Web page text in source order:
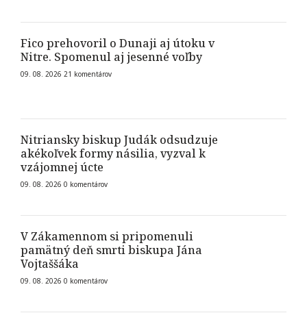
Fico prehovoril o Dunaji aj útoku v
Nitre. Spomenul aj jesenné voľby
09. 08. 2026 21 komentárov
Nitriansky biskup Judák odsudzuje
akékoľvek formy násilia, vyzval k
vzájomnej úcte
09. 08. 2026 0 komentárov
V Zákamennom si pripomenuli
pamätný deň smrti biskupa Jána
Vojtaššáka
09. 08. 2026 0 komentárov